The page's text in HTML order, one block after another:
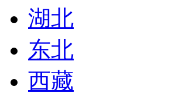
湖北
东北
西藏